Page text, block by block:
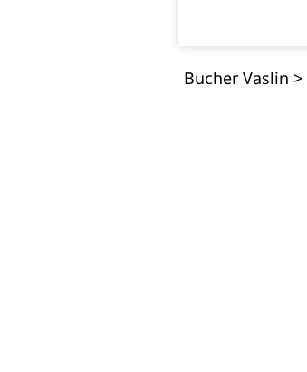
Bucher Vaslin >